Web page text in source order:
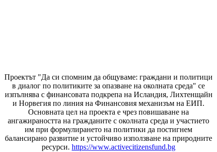
Проектът "Да си спомним да общуваме: граждани и политици
в диалог по политиките за опазване на околната среда" се
изпълнява с финансовата подкрепа на Исландия, Лихтенщайн
и Норвегия по линия на Финансовия механизъм на ЕИП.
Основната цел на проекта е чрез повишаване на
ангажираността на гражданите с околната среда и участието
им при формулирането на политики да постигнем
балансирано развитие и устойчиво използване на природните
ресурси. https://www.activecitizensfund.bg